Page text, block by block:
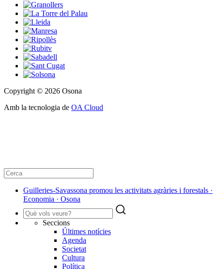
Copyright © 2026 Osona
Amb la tecnologia de OA Cloud
Guilleries-Savassona promou les activitats agràries i forestals ·
Economia · Osona
Seccions
Últimes notícies
Agenda
Societat
Cultura
Política